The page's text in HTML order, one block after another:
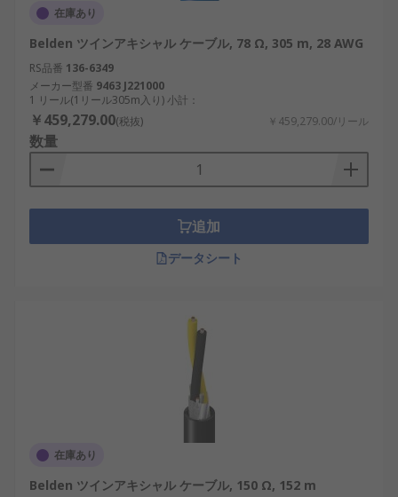
在庫あり
Belden ツインアキシャル ケーブル, 78 Ω, 305 m, 28 AWG
RS品番 136-6349
メーカー型番 9463 J221000
1 リール(1リール305m入り) 小計：
￥459,279.00(税抜) ￥459,279.00/リール
数量
追加
データシート
在庫あり
Belden ツインアキシャル ケーブル, 150 Ω, 152 m